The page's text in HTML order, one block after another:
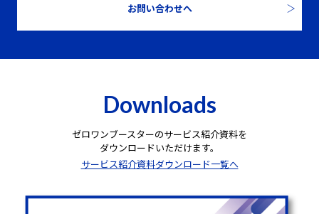
お問い合わせへ
Downloads
ゼロワンブースターのサービス紹介資料を
ダウンロードいただけます。
サービス紹介資料ダウンロード一覧へ